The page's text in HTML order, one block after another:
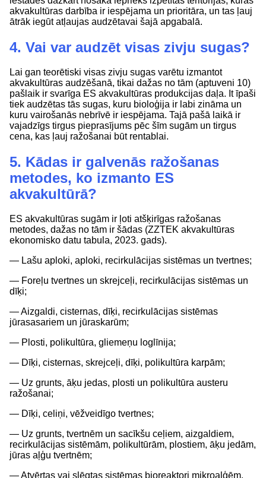
akvakultūras darbība ir iespējama un prioritāra, un tas ļauj
ātrāk iegūt atļaujas audzētavai šajā apgabalā.
4. Vai var audzēt visas zivju sugas?
Lai gan teorētiski visas zivju sugas varētu izmantot
akvakultūras audzēšanā, tikai dažas no tām (aptuveni 10)
pašlaik ir svarīga ES akvakultūras produkcijas daļa. It īpaši
tiek audzētas tās sugas, kuru bioloģija ir labi zināma un
kuru vairošanās nebrīvē ir iespējama. Tajā pašā laikā ir
vajadzīgs tirgus pieprasījums pēc šīm sugām un tirgus
cena, kas ļauj ražošanai būt rentablai.
5. Kādas ir galvenās ražošanas
metodes, ko izmanto ES
akvakultūrā?
ES akvakultūras sugām ir ļoti atšķirīgas ražošanas
metodes, dažas no tām ir šādas (ZZTEK akvakultūras
ekonomisko datu tabula, 2023. gads).
— Lašu aploki, aploki, recirkulācijas sistēmas un tvertnes;
— Foreļu tvertnes un skrejceļi, recirkulācijas sistēmas un
dīķi;
— Aizgaldi, cisternas, dīķi, recirkulācijas sistēmas
jūrasasariem un jūraskarūm;
— Plosti, polikultūra, gliemeņu loglīnija;
— Dīķi, cisternas, skrejceļi, dīķi, polikultūra karpām;
— Uz grunts, āķu jedas, plosti un polikultūra austeru
ražošanai;
— Dīķi, celiņi, vēžveidīgo tvertnes;
— Uz grunts, tvertnēm un sacīkšu ceļiem, aizgaldiem,
recirkulācijas sistēmām, polikultūrām, plostiem, āķu jedām,
jūras aļģu tvertnēm;
— Atvērtas vai slēgtas sistēmas bioreaktori mikroaļģēm.